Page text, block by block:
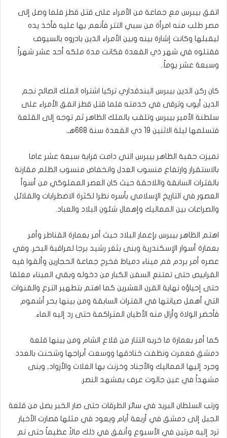
اتفق بيبرس مع جماعة من الأمراء على قتل قطز فلما وصل إلى
مصر طلب منه امرأة من سبي التتر فأنعم بها عليه‏ فأخذ يده
ليقبلها وكانت إشارة بينه وبين الأمراء‏ الذين‏ بادروه بالسيوف
فقتلوه في شهر ذي القعدة فكانت مدة ملكه أحد عشر شهراً
وسبعة عشر يوماً‏..‏
كان ركن الدين بيبرس البندقداري تركيا اشتراه الملك الصالح نجم
الدين أيوب وترقى في خدمته فلما قتل قطز اتفق الأمراء على
سلطنة الأمير بيبرس‏ وتلقب بالملك الظاهر ثم توجه إلى القلعة
فتسلمها ليلة الاثنين 19 ذي القعدة سنة 668هـ.
تميزت حقبة الظاهر بيبرس التي دامت قرابة سبعة عشر عاما
بالاستقرار وارتفاع منسوب العدل وانخفاض منسوب الظلم مقارنة
بالفترات السابقة واللاحقة حيث كان العصر المملوكي من أسوأ
العصور في التاريخ الإسلامي بأسره نظرا لكثرة الاضطرابات والقلائل
والصراعات بين المماليك وإهمال شئون البلاد والعباد.
اهتم الظاهر بيبرس بإعمار البلاد حيث أمر بعمارة القناطر وأمر
بعمارة أسوار الإسكندرية وبنى بثغر رشيد برجا لمراقبة البحر‏.‏ وفي
عصره أمر بردم فم ميناء دمياط فخرج جماعة الحجارين وألقوا فيه
القرابيص حتى تمتنع السفن الكبار من دخوله وبقي الميناء مغلقا
حتى إحياؤه نهاية القرن العشرين كما اهتم بتطهير الترع والقنوات
التي أهمل صيانتها في الفترات السابقة ومن بينها بحر أشموم
فأحضر الولاة وأزال منه الأطيان المتراكمة حتى رد إليه الماء‏.‏
كما أمر بعمارة ما خربه التتار من قلاع الشام‏ ومن بينها قلعة
دمشق فعمرت ونظفت خنادقها ووسعت أبراجها وشحنت بالعدد
وجرد إليها المماليك والأجناد وخزنت بها الغلات والأزواد,‏ وبنى
مشهداً في عين جالوت عرف بمشهد النصر‏.‏
ورتب السلطان البريد في سائر الطرقات حتى صار الخبر يصل من قلعة
الجبل إلى دمشق في أربعة أيام ويعود في مثلها‏ فصارت الأخبار
ترد إليه مرتين في الأسبوع وأنفق في ذلك مالاً عظيماً حتى تم